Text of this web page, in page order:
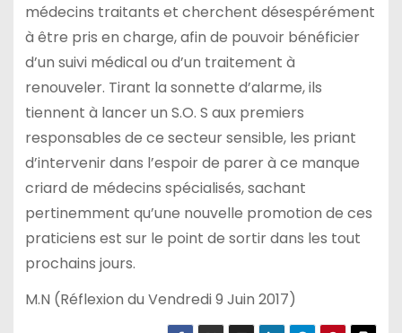
médecins traitants et cherchent désespérément
à être pris en charge, afin de pouvoir bénéficier
d’un suivi médical ou d’un traitement à
renouveler. Tirant la sonnette d’alarme, ils
tiennent à lancer un S.O. S aux premiers
responsables de ce secteur sensible, les priant
d’intervenir dans l’espoir de parer à ce manque
criard de médecins spécialisés, sachant
pertinemment qu’une nouvelle promotion de ces
praticiens est sur le point de sortir dans les tout
prochains jours.
M.N (Réflexion du Vendredi 9 Juin 2017)